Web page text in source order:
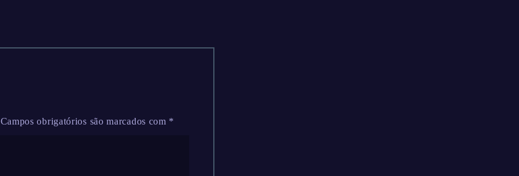
Campos obrigatórios são marcados com *